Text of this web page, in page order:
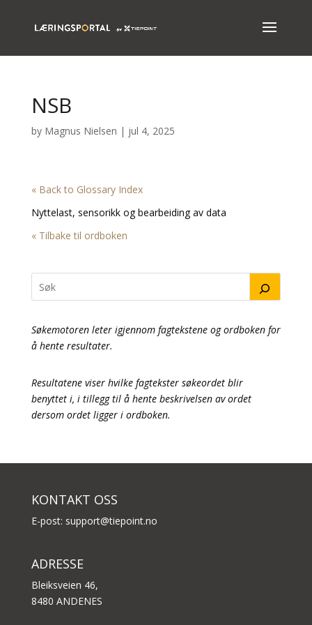
NSB
by Magnus Nielsen | jul 4, 2025
« Back to Glossary Index
Nyttelast, sensorikk og bearbeiding av data
« Tilbake til ordboken
Søkemotoren leter igjennom fagtekstene og ordboken for
å hente resultater.
Resultatene viser hvilke fagtekster søkeordet blir
benyttet i, i tillegg til å hente beskrivelsen av ordet
dersom ordet ligger i ordboken.
KONTAKT OSS
E-post: support@tiepoint.no
ADRESSE
Bleiksveien 46,
8480 ANDENES